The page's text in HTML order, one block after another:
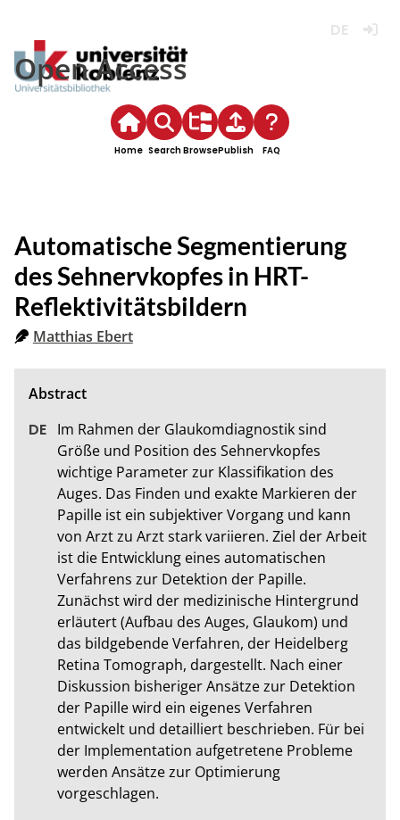
Open Access
Home SearchBrowsePublish FAQ
Automatische Segmentierung
des Sehnervkopfes in HRT-
Reflektivitätsbildern
Matthias Ebert
Im Rahmen der Glaukomdiagnostik sind
Größe und Position des Sehnervkopfes
wichtige Parameter zur Klassifikation des
Auges. Das Finden und exakte Markieren der
Papille ist ein subjektiver Vorgang und kann
von Arzt zu Arzt stark variieren. Ziel der Arbeit
ist die Entwicklung eines automatischen
Verfahrens zur Detektion der Papille.
Zunächst wird der medizinische Hintergrund
erläutert (Aufbau des Auges, Glaukom) und
das bildgebende Verfahren, der Heidelberg
Retina Tomograph, dargestellt. Nach einer
Diskussion bisheriger Ansätze zur Detektion
der Papille wird ein eigenes Verfahren
entwickelt und detailliert beschrieben. Für bei
der Implementation aufgetretene Probleme
werden Ansätze zur Optimierung
vorgeschlagen.